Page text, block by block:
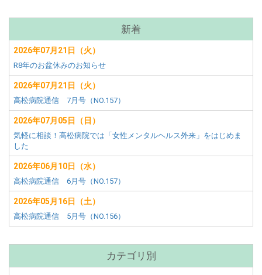
ブ
メ
ニ
ュ
ー
新着
2026年07月21日（火）
R8年のお盆休みのお知らせ
2026年07月21日（火）
高松病院通信 7月号（NO.157）
2026年07月05日（日）
気軽に相談！高松病院では「女性メンタルヘルス外来」をはじめま
した
2026年06月10日（水）
高松病院通信 6月号（NO.157）
2026年05月16日（土）
高松病院通信 5月号（NO.156）
カテゴリ別